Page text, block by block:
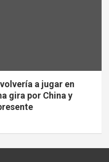
a jugar en
gira por China y